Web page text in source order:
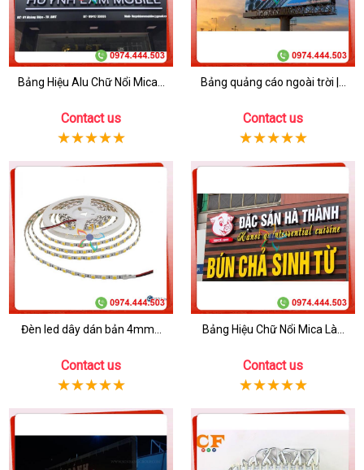
Bảng Hiệu Alu Chữ Nổi Mica...
Contact us
Bảng quảng cáo ngoài trời |...
Contact us
Đèn led dây dán bản 4mm...
Contact us
Bảng Hiệu Chữ Nổi Mica Là...
Contact us